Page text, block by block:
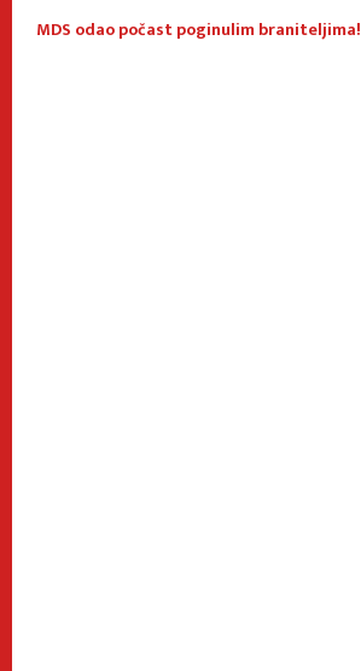
MDS odao počast poginulim braniteljima!